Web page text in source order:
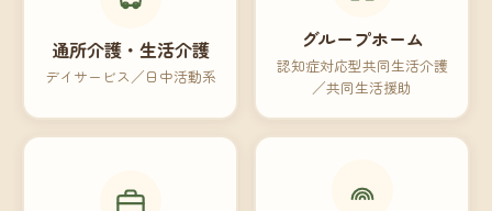
通所介護・生活介護
デイサービス／日中活動系
グループホーム
認知症対応型共同生活介護
／共同生活援助